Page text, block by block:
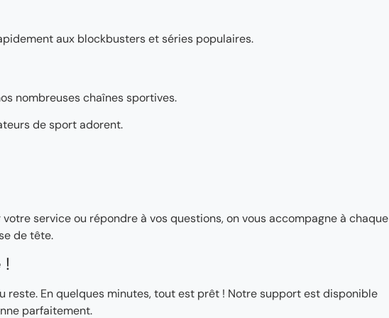
aux blockbusters et séries populaires.
nombreuses chaînes sportives.
de sport adorent.
service ou répondre à vos questions, on vous accompagne à chaque
de tête.
!
reste. En quelques minutes, tout est prêt ! Notre support est disponible
parfaitement.